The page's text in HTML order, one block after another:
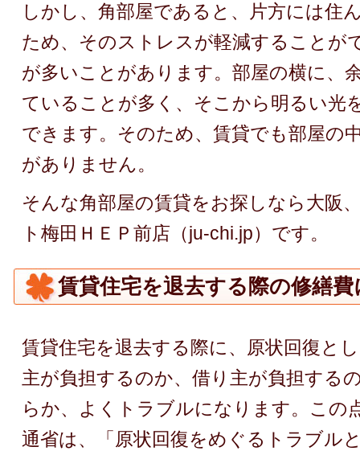
しかし、角部屋であると、片方には住
ため、そのストレスが軽減することが
が多いことがあります。部屋の横に、
ていることが多く、そこから明るい光
できます。そのため、賃貸でも部屋の
がありません。
そんな角部屋の賃貸をお探しなら大阪
ト梅田ＨＥＰ前店（ju-chi.jp）です。
賃貸住宅を退去する際の修繕
賃貸住宅を退去する際に、原状回復と
主が負担するのか、借り主が負担する
らか、よくトラブルになります。この
通省は、「原状回復をめぐるトラブル